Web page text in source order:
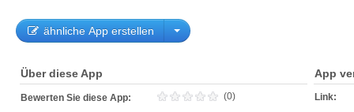
ähnliche App erstellen
Über diese App
Bewerten Sie diese App: (0)
App
Link: